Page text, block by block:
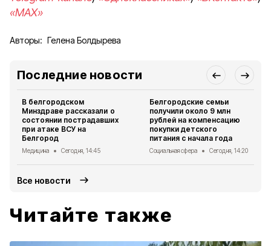
«MAX»
Авторы: Гелена Болдырева
Последние новости
В белгородском
Минздраве рассказали о
состоянии пострадавших
при атаке ВСУ на
Белгород
Медицина Сегодня, 14:45
Белгородские семьи
получили около 9 млн
рублей на компенсацию
покупки детского
питания с начала года
Социальная сфера Сегодня, 14:20
Все новости
Читайте также